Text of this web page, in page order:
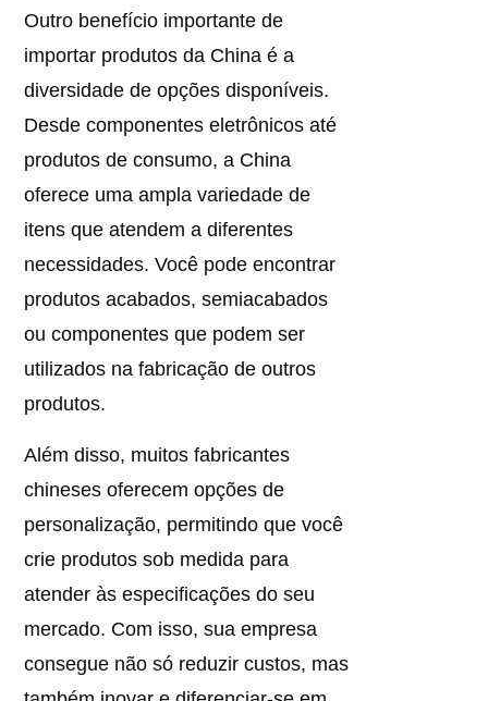
Outro benefício importante de
importar produtos da China é a
diversidade de opções disponíveis.
Desde componentes eletrônicos até
produtos de consumo, a China
oferece uma ampla variedade de
itens que atendem a diferentes
necessidades. Você pode encontrar
produtos acabados, semiacabados
ou componentes que podem ser
utilizados na fabricação de outros
produtos.
Além disso, muitos fabricantes
chineses oferecem opções de
personalização, permitindo que você
crie produtos sob medida para
atender às especificações do seu
mercado. Com isso, sua empresa
consegue não só reduzir custos, mas